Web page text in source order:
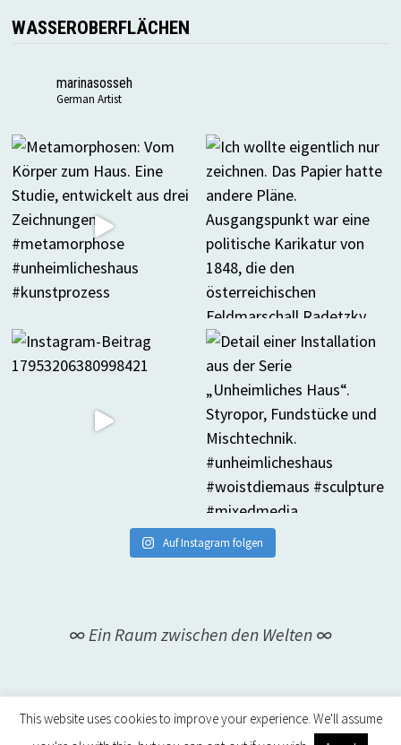
WASSEROBERFLÄCHEN
marinasosseh
German Artist
Auf Instagram folgen
∞ Ein Raum zwischen den Welten ∞
This website uses cookies to improve your experience. We'll assume